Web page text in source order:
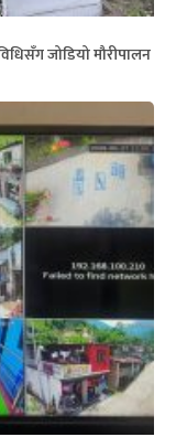
जोडियो मौरीपालन